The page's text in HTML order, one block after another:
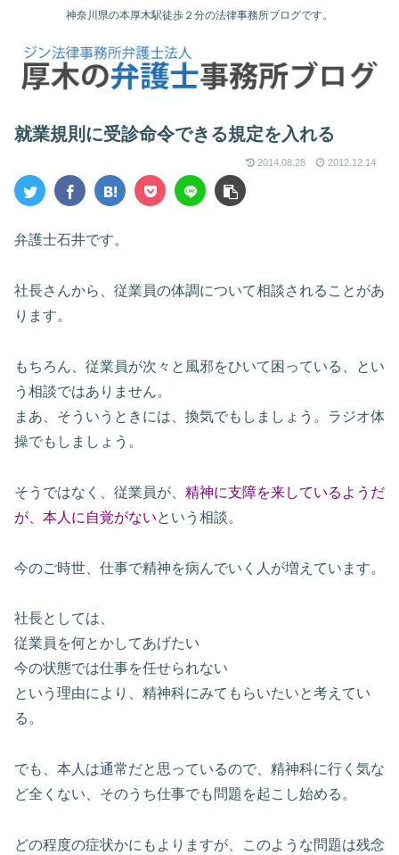
神奈川県の本厚木駅徒歩２分の法律事務所ブログです。
就業規則に受診命令できる規定を入れる
2014.08.28 2012.12.14
弁護士石井です。
社長さんから、従業員の体調について相談されることがあ
ります。
もちろん、従業員が次々と風邪をひいて困っている、とい
う相談ではありません。
まあ、そういうときには、換気でもしましょう。ラジオ体
操でもしましょう。
そうではなく、従業員が、 精神に支障を来しているようだ
が、本人に自覚がないという相談。
今のご時世、仕事で精神を病んでいく人が増えています。
社長としては、
従業員を何とかしてあげたい
今の状態では仕事を任せられない
という理由により、精神科にみてもらいたいと考えてい
る。
でも、本人は通常だと思っているので、精神科に行く気な
ど全くない、そのうち仕事でも問題を起こし始める。
どの程度の症状かにもよりますが、このような問題は残念